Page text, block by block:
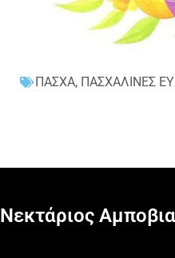
ΠΑΣΧΑ, ΠΑΣΧΑΛΙΝΕΣ
Νεκτάριος